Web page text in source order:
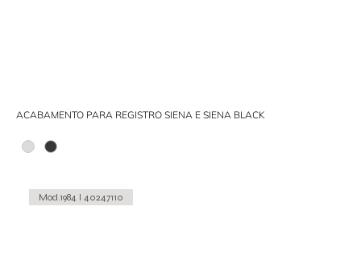
ACABAMENTO PARA REGISTRO SIENA E SIENA BLACK
Mod.1984 I 40247110